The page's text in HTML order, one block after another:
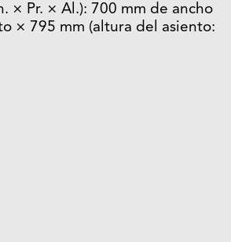
× Pr. × Al.): 700 mm de ancho
× 795 mm (altura del asiento: